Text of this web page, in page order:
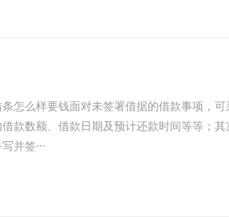
怎么样要钱面对未签署借据的借款事项，
款数额、借款日期及预计还款时间等等；
并签···